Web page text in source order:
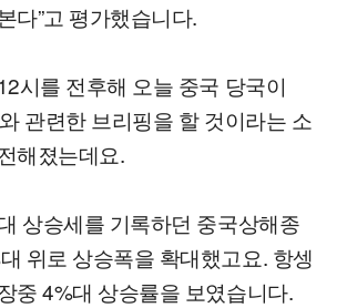
다”고 평가했습니다.
시를 전후해 오늘 중국 당국이
와 관련한 브리핑을 할 것이라는 소
해졌는데요.
상승세를 기록하던 중국상해종
위로 상승폭을 확대했고요. 항셍
중 4%대 상승률을 보였습니다.